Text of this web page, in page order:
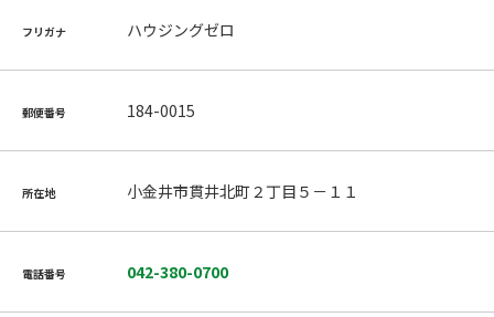
フリガナ ハウジングゼロ
郵便番号 184-0015
所在地 小金井市貫井北町２丁目５－１１
電話番号 042-380-0700